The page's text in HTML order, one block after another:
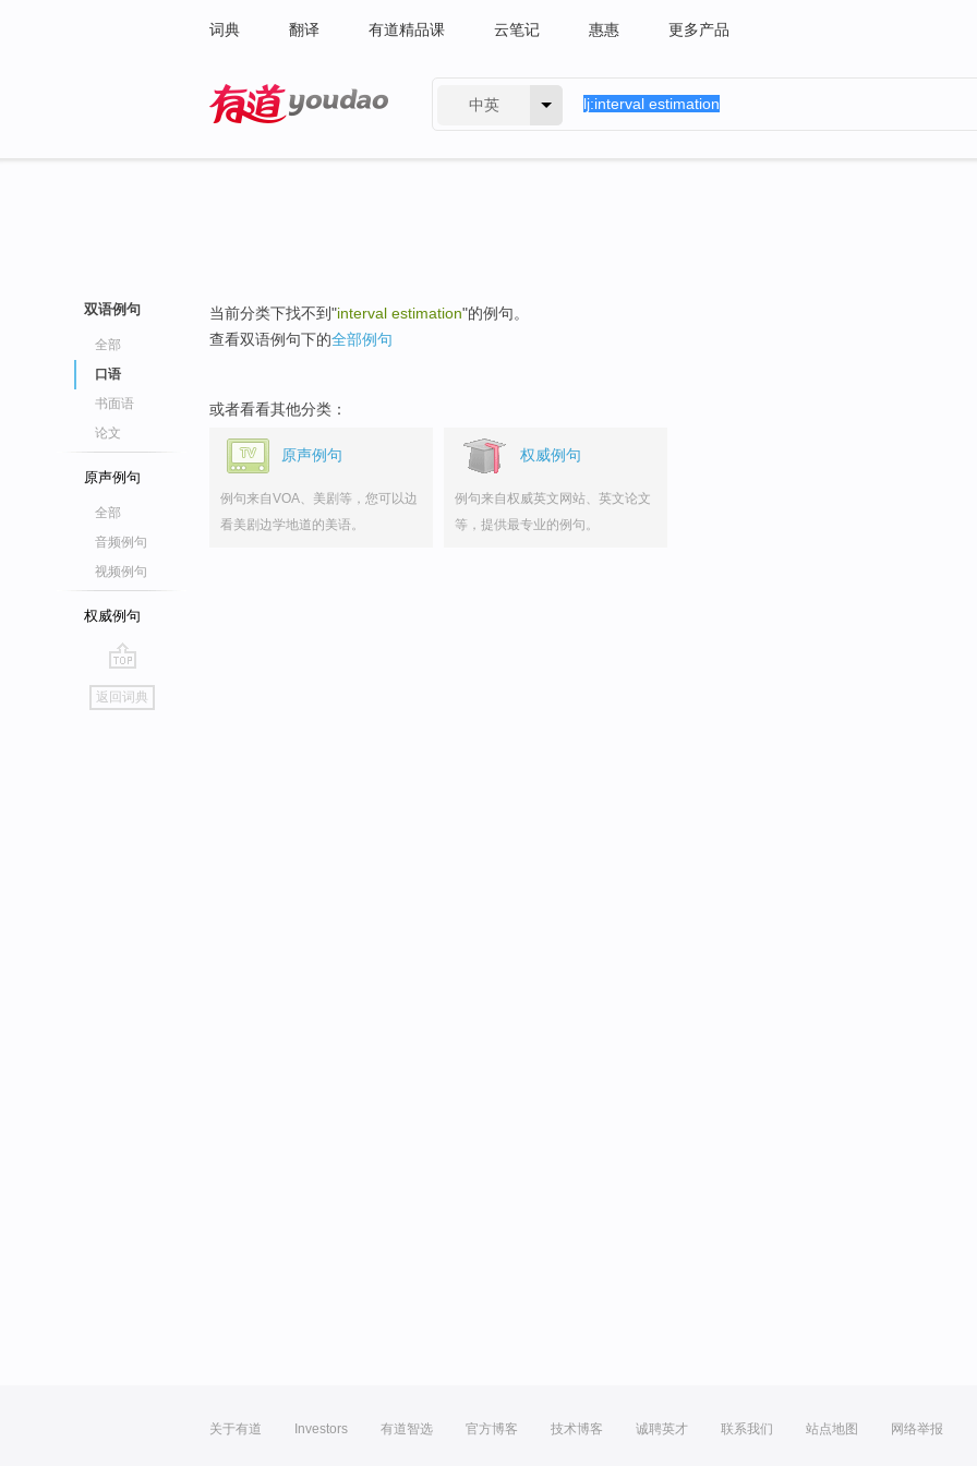
词典 翻译 有道精品课 云笔记 惠惠 更多产品
中英
双语例句
全部
口语
书面语
论文
原声例句
全部
音频例句
视频例句
权威例句
go
top
返回词典
当前分类下找不到"interval estimation"的例句。
查看双语例句下的全部例句
或者看看其他分类：
原声例句
例句来自VOA、美剧等，您可以边
看美剧边学地道的美语。
权威例句
例句来自权威英文网站、英文论文
等，提供最专业的例句。
关于有道 Investors 有道智选 官方博客 技术博客 诚聘英才 联系我们 站点地图 网络举报